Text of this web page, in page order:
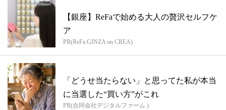
【銀座】ReFaで始める大人の贅沢セルフケ
ア
PR(ReFa GINZA on CREA)
「どうせ当たらない」と思ってた私が本当
に当選した“買い方”がこれ
PR(合同会社デジタルファーム )